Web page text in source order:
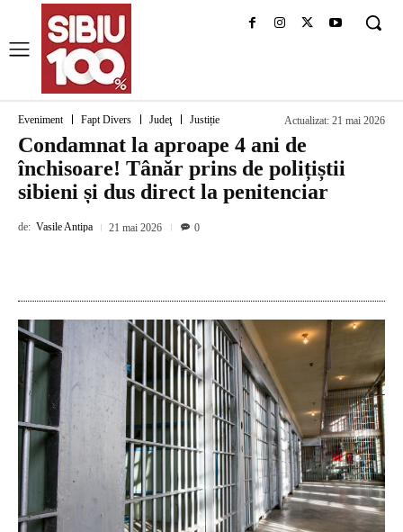
Eveniment Fapt Divers Judeţ Justiție Actualizat: 21 mai 2026
Condamnat la aproape 4 ani de
închisoare! Tânăr prins de polițiștii
sibieni și dus direct la penitenciar
de: Vasile Antipa 21 mai 2026 0